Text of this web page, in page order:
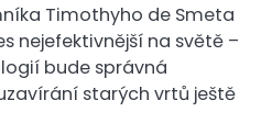
Timothyho de Smeta
nejefektivnější na světě –
bude správná
starých vrtů ještě